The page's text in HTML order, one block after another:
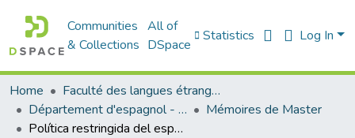
Communities
& Collections
All of
DSpace
Statistics Log In
Home
Faculté des langues étrangères
Département d'espagnol - قسم اللفة الإسبانية
Mémoires de Master
Política restringida del espacio norteafricano (1505-1516)